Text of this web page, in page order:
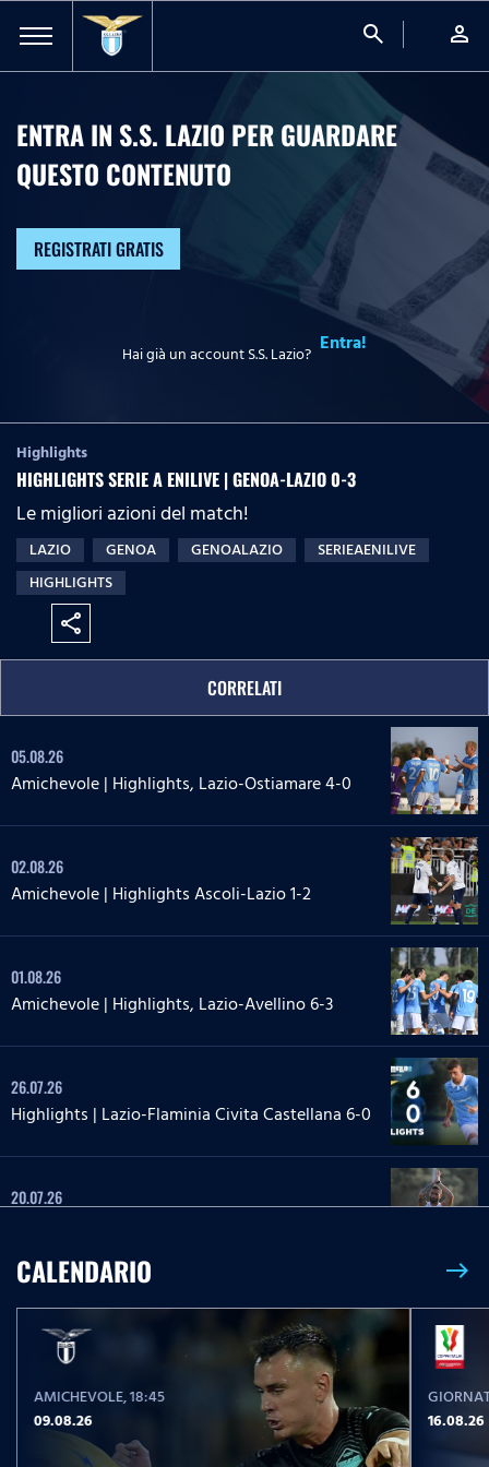
search person
ENTRA IN S.S. LAZIO PER GUARDARE
QUESTO CONTENUTO
REGISTRATI GRATIS
Hai già un account S.S. Lazio? Entra!
Highlights
HIGHLIGHTS SERIE A ENILIVE | GENOA-LAZIO 0-3
Le migliori azioni del match!
LAZIO GENOA GENOALAZIO
SERIEAENILIVE
HIGHLIGHTS
share
CORRELATI
05.08.26
Amichevole | Highlights, Lazio-Ostiamare 4-0
02.08.26
Amichevole | Highlights Ascoli-Lazio 1-2
01.08.26
Amichevole | Highlights, Lazio-Avellino 6-3
26.07.26
Highlights | Lazio-Flaminia Civita Castellana 6-0
20.07.26
24.05.26
Highlights Serie A Enilive | Lazio-Pisa 2-1
17.05.26
Highlights Serie A Women Athora | Fiorentina-
Lazio Women 2-1
CALENDARIO east
AMICHEVOLE, 18:45
09.08.26
16.08.26